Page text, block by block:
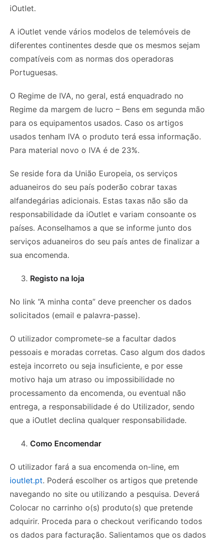
iOutlet.
A iOutlet vende vários modelos de telemóveis de
diferentes continentes desde que os mesmos sejam
compatíveis com as normas dos operadoras
Portuguesas.
O Regime de IVA, no geral, está enquadrado no
Regime da margem de lucro – Bens em segunda mão
para os equipamentos usados. Caso os artigos
usados tenham IVA o produto terá essa informação.
Para material novo o IVA é de 23%.
Se reside fora da União Europeia, os serviços
aduaneiros do seu país poderão cobrar taxas
alfandegárias adicionais. Estas taxas não são da
responsabilidade da iOutlet e variam consoante os
países. Aconselhamos a que se informe junto dos
serviços aduaneiros do seu país antes de finalizar a
sua encomenda.
Registo na loja
No link “A minha conta” deve preencher os dados
solicitados (email e palavra-passe).
O utilizador compromete-se a facultar dados
pessoais e moradas corretas. Caso algum dos dados
esteja incorreto ou seja insuficiente, e por esse
motivo haja um atraso ou impossibilidade no
processamento da encomenda, ou eventual não
entrega, a responsabilidade é do Utilizador, sendo
que a iOutlet declina qualquer responsabilidade.
Como Encomendar
O utilizador fará a sua encomenda on-line, em
ioutlet.pt. Poderá escolher os artigos que pretende
navegando no site ou utilizando a pesquisa. Deverá
Colocar no carrinho o(s) produto(s) que pretende
adquirir. Proceda para o checkout verificando todos
os dados para facturação. Salientamos que os dados